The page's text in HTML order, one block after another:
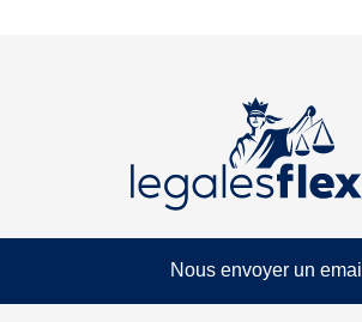
Nous envoyer un email